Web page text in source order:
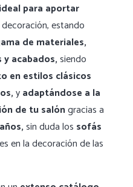
para aportar
estando
de materiales,
acabados,siendo
en estilos clásicos
yadaptándose a la
de tu salóngracias a
sin duda los sofás
en la decoración de las